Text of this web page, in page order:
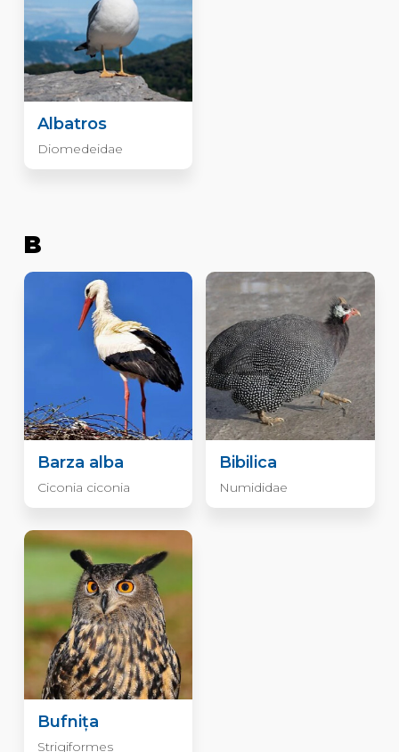
Albatros
Diomedeidae
B
Barza alba
Ciconia ciconia
Bibilica
Numididae
Bufnița
Strigiformes